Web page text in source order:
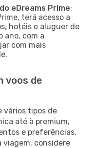
eDreams Prime:
terá acesso a
hotéis e aluguer de
ano, com a
com mais
voos de
vários tipos de
até à premium,
e preferências.
viagem, considere